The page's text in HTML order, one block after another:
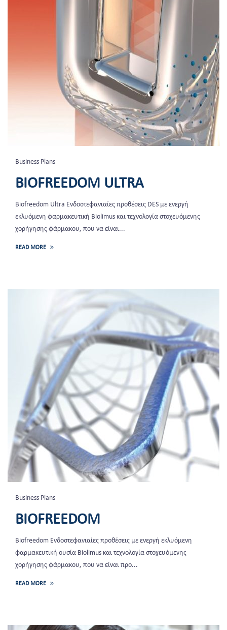
Business Plans
BIOFREEDOM ULTRA
Biofreedom Ultra Ενδοστεφανιαίες προθέσεις DES με ενεργή
εκλυόμενη φαρμακευτική Biolimus και τεχνολογία στοχευόμενης
χορήγησης φάρμακου, που να είναι...
READ MORE
Business Plans
BIOFREEDOM
Biofreedom Ενδοστεφανιαίες προθέσεις με ενεργή εκλυόμενη
φαρμακευτική ουσία Biolimus και τεχνολογία στοχευόμενης
χορήγησης φάρμακου, που να είναι προ...
READ MORE